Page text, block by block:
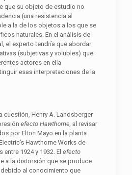
que su objeto de estudio no
(una resistencia al
a la de los objetos a los que se
naturales. En el análisis de
el experto tendría que abordar
(subjetivas y volubles) que
actores en ella
esas interpretaciones de la
cuestión, Henry A. Landsberger
efecto Hawthorne, al revisar
por Elton Mayo en la planta
Hawthorne Works de
1924 y 1932. El efecto
a la distorsión que se produce
al conocimiento que